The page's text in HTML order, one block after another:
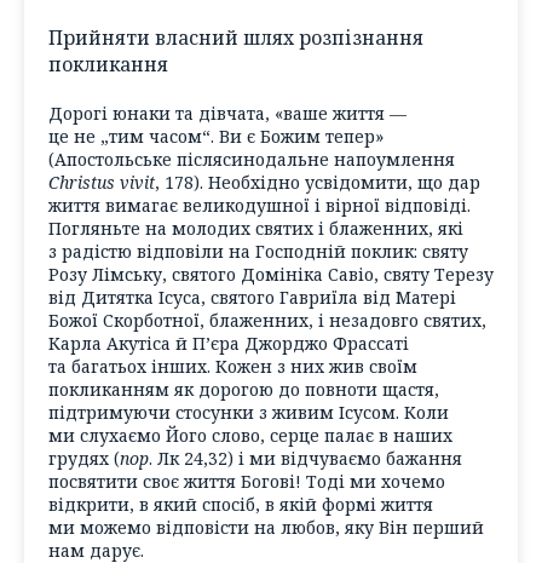
Прийняти власний шлях розпізнання
покликання
Дорогі юнаки та дівчата, «ваше життя —
це не „тим часом“. Ви є Божим тепер»
(Апостольське післясинодальне напоумлення
Christus vivit, 178). Необхідно усвідомити, що дар
життя вимагає великодушної і вірної відповіді.
Погляньте на молодих святих і блаженних, які
з радістю відповіли на Господній поклик: святу
Розу Лімську, святого Домініка Савіо, святу Терезу
від Дитятка Ісуса, святого Гавриїла від Матері
Божої Скорботної, блаженних, і незадовго святих,
Карла Акутіса й П’єра Джорджо Фрассаті
та багатьох інших. Кожен з них жив своїм
покликанням як дорогою до повноти щастя,
підтримуючи стосунки з живим Ісусом. Коли
ми слухаємо Його слово, серце палає в наших
грудях (пор. Лк 24,32) і ми відчуваємо бажання
посвятити своє життя Богові! Тоді ми хочемо
відкрити, в який спосіб, в якій формі життя
ми можемо відповісти на любов, яку Він перший
нам дарує.